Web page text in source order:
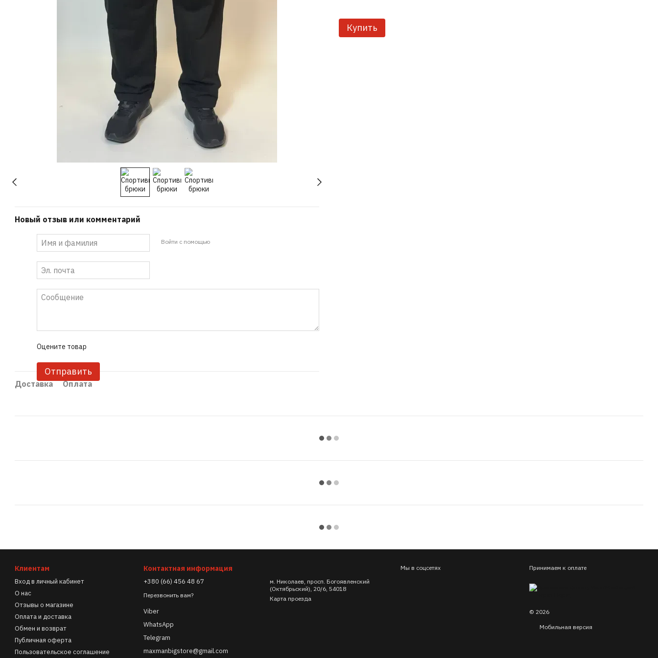
Новый отзыв или комментарий
Войти с помощью
Оцените товар
Отправить
Доставка Оплата
Купить
Клиентам
Вход в личный кабинет
О нас
Отзывы о магазине
Оплата и доставка
Обмен и возврат
Публичная оферта
Пользовательское соглашение
Контактная информация
+380 (66) 456 48 67
Перезвонить вам?
Viber
WhatsApp
Telegram
maxmanbigstore@gmail.com
м. Николаев, просп. Богоявленский
(Октябрьский), 20/6, 54018
Карта проезда
Мы в соцсетях Принимаем к оплате
© 2026
Мобильная версия